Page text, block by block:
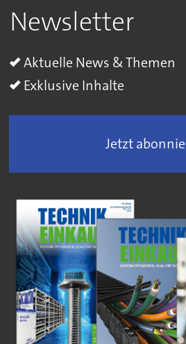
Newsletter
Aktuelle News & Themen
Exklusive Inhalte
Jetzt